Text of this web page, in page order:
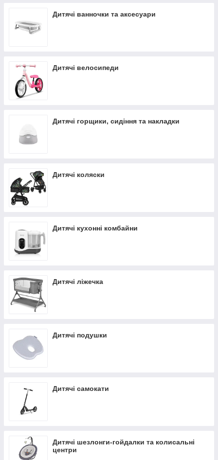
Дитячі ванночки та аксесуари
Дитячі велосипеди
Дитячі горщики, сидіння та накладки
Дитячі коляски
Дитячі кухонні комбайни
Дитячі ліжечка
Дитячі подушки
Дитячі самокати
Дитячі шезлонги-гойдалки та колисальні
центри